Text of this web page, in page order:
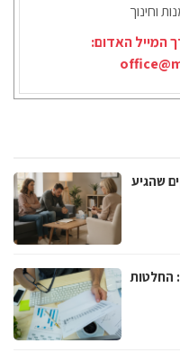
וחינוך
המייל האדום:
שהגיע
החלטות